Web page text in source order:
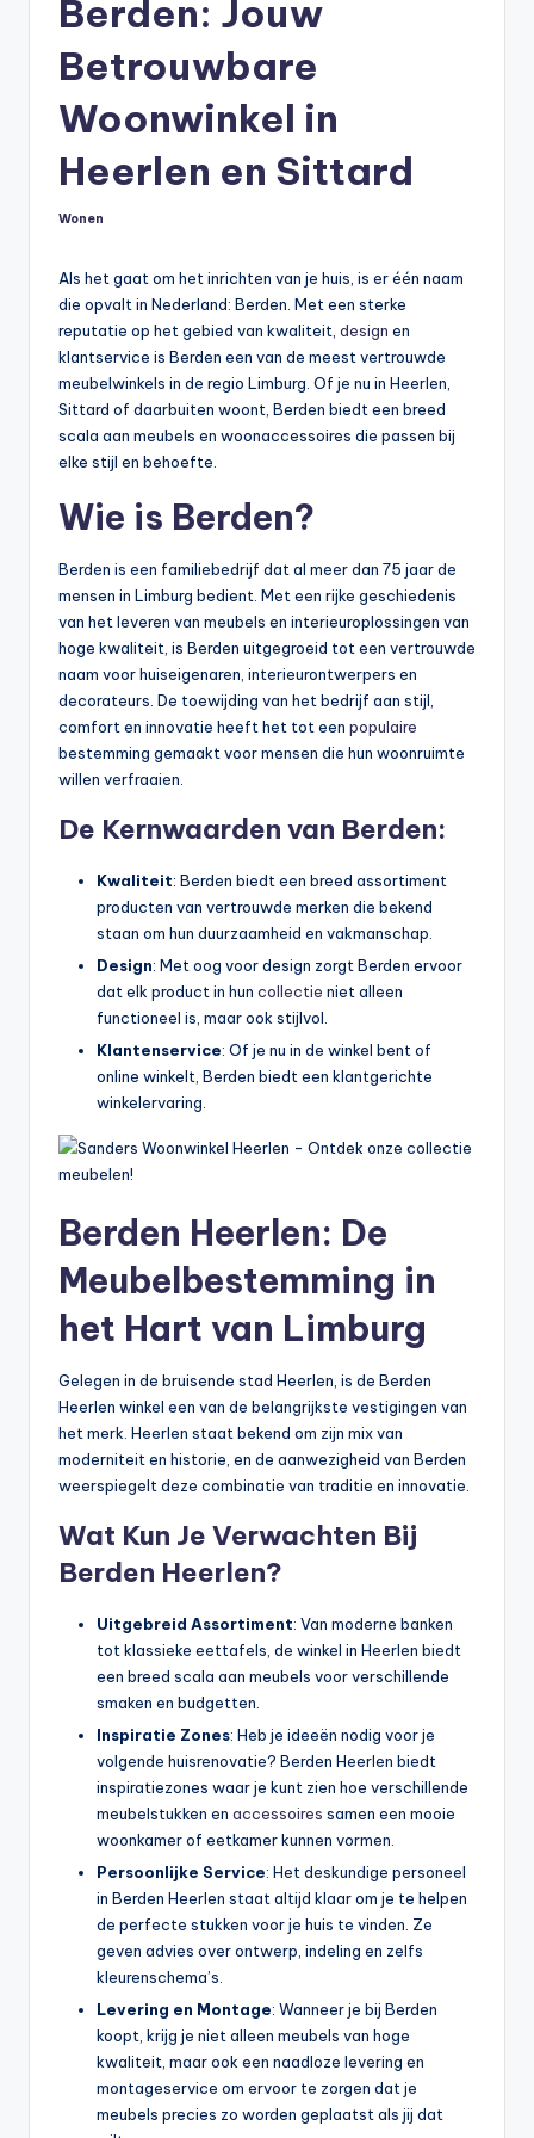
Berden: Jouw
Betrouwbare
Woonwinkel in
Heerlen en Sittard
Geplaatst
Wonen
Als het gaat om het inrichten van je huis, is er één naam
die opvalt in Nederland: Berden. Met een sterke
reputatie op het gebied van kwaliteit, design en
klantservice is Berden een van de meest vertrouwde
meubelwinkels in de regio Limburg. Of je nu in Heerlen,
Sittard of daarbuiten woont, Berden biedt een breed
scala aan meubels en woonaccessoires die passen bij
elke stijl en behoefte.
Wie is Berden?
Berden is een familiebedrijf dat al meer dan 75 jaar de
mensen in Limburg bedient. Met een rijke geschiedenis
van het leveren van meubels en interieuroplossingen van
hoge kwaliteit, is Berden uitgegroeid tot een vertrouwde
naam voor huiseigenaren, interieurontwerpers en
decorateurs. De toewijding van het bedrijf aan stijl,
comfort en innovatie heeft het tot een populaire
bestemming gemaakt voor mensen die hun woonruimte
willen verfraaien.
De Kernwaarden van Berden:
Kwaliteit: Berden biedt een breed assortiment
producten van vertrouwde merken die bekend
staan om hun duurzaamheid en vakmanschap.
Design: Met oog voor design zorgt Berden ervoor
dat elk product in hun collectie niet alleen
functioneel is, maar ook stijlvol.
Klantenservice: Of je nu in de winkel bent of
online winkelt, Berden biedt een klantgerichte
winkelervaring.
Berden Heerlen: De
Meubelbestemming in
het Hart van Limburg
Gelegen in de bruisende stad Heerlen, is de Berden
Heerlen winkel een van de belangrijkste vestigingen van
het merk. Heerlen staat bekend om zijn mix van
moderniteit en historie, en de aanwezigheid van Berden
weerspiegelt deze combinatie van traditie en innovatie.
Wat Kun Je Verwachten Bij
Berden Heerlen?
Uitgebreid Assortiment: Van moderne banken
tot klassieke eettafels, de winkel in Heerlen biedt
een breed scala aan meubels voor verschillende
smaken en budgetten.
Inspiratie Zones: Heb je ideeën nodig voor je
volgende huisrenovatie? Berden Heerlen biedt
inspiratiezones waar je kunt zien hoe verschillende
meubelstukken en accessoires samen een mooie
woonkamer of eetkamer kunnen vormen.
Persoonlijke Service: Het deskundige personeel
in Berden Heerlen staat altijd klaar om je te helpen
de perfecte stukken voor je huis te vinden. Ze
geven advies over ontwerp, indeling en zelfs
kleurenschema’s.
Levering en Montage: Wanneer je bij Berden
koopt, krijg je niet alleen meubels van hoge
kwaliteit, maar ook een naadloze levering en
montageservice om ervoor te zorgen dat je
meubels precies zo worden geplaatst als jij dat